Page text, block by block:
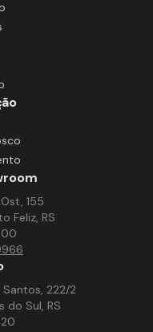
sistemas
que
155
Feliz, RS
Santos, 222/2
do Sul, RS